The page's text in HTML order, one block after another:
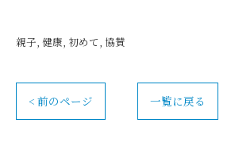
親子 健康 初めて 協賛
< 前のページ 一覧に戻る